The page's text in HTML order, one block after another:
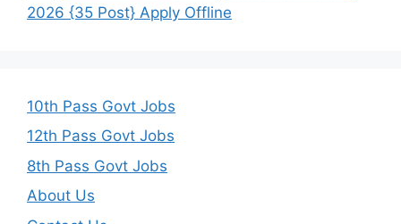
2026 {35 Post} Apply Offline
10th Pass Govt Jobs
12th Pass Govt Jobs
8th Pass Govt Jobs
About Us